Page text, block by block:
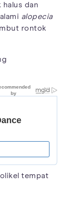
halus dan
alopecia
rontok
tempat